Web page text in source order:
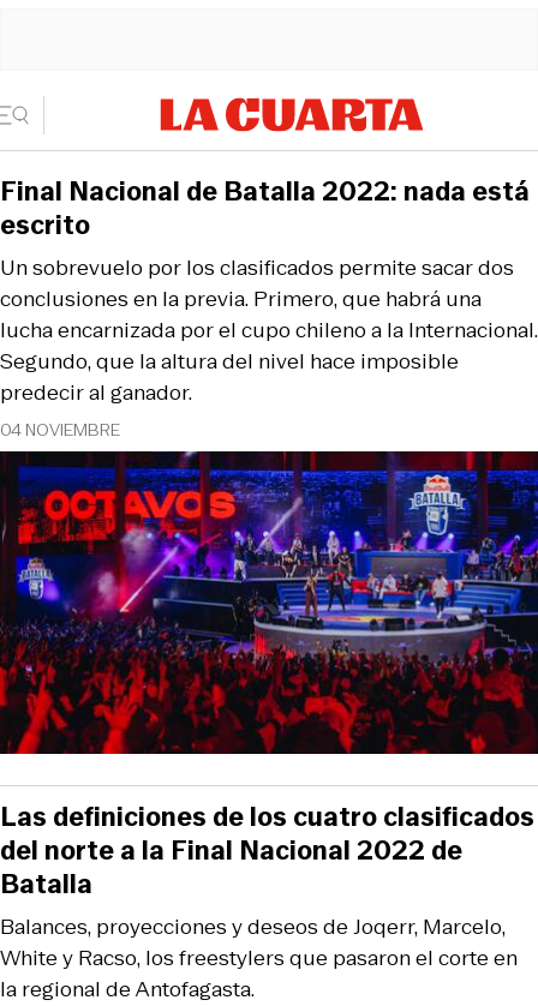
04 NOVIEMBRE
Un sobrevuelo por los clasificados permite sacar dos
conclusiones en la previa. Primero, que habrá una
lucha encarnizada por el cupo chileno a la Internacional.
Segundo, que la altura del nivel hace imposible
predecir al ganador.
Final Nacional de Batalla 2022: nada está
escrito
Balances, proyecciones y deseos de Joqerr, Marcelo,
White y Racso, los freestylers que pasaron el corte en
la regional de Antofagasta.
Las definiciones de los cuatro clasificados
del norte a la Final Nacional 2022 de
Batalla